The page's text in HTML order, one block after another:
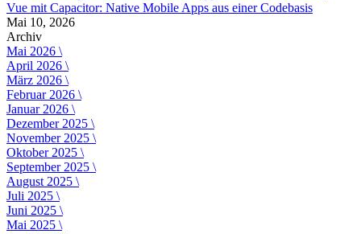
Vue mit Capacitor: Native Mobile Apps aus einer Codebasis
Mai 10, 2026
Archiv
Mai 2026 \
April 2026 \
März 2026 \
Februar 2026 \
Januar 2026 \
Dezember 2025 \
November 2025 \
Oktober 2025 \
September 2025 \
August 2025 \
Juli 2025 \
Juni 2025 \
Mai 2025 \